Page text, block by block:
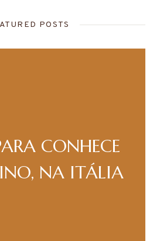
POSTS
CONHECE
NA ITÁLIA